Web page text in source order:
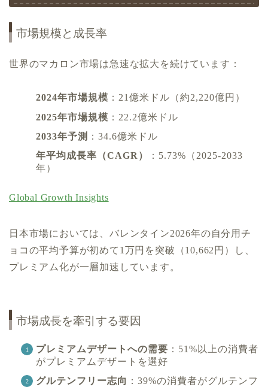
市場規模と成長率
世界のマカロン市場は急速な拡大を続けています：
2024年市場規模 ：21億米ドル（約2,220億円）
2025年市場規模 ：22.2億米ドル
2033年予測
：34.6億米ドル
年平均成長率（CAGR）
：5.73%（2025-2033
年）
Global Growth Insights
日本市場においては、バレンタイン2026年の自分用チ
ョコの平均予算が初めて1万円を突破（10,662円）し、
プレミアム化が一層加速しています。
市場成長を牽引する要因
プレミアムデザートへの需要 ：51%以上の消費者
がプレミアムデザートを選好
グルテンフリー志向 ：39%の消費者がグルテンフ